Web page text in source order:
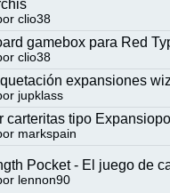
clio38
gamebox para Red
clio38
expansiones
jupklass
carteritas tipo
markspain
Pocket - El juego de
lennon90